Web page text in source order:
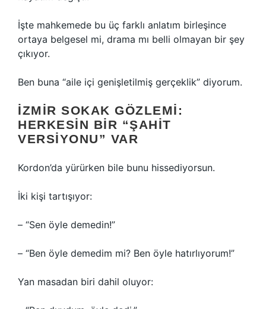
İşte mahkemede bu üç farklı anlatım birleşince
ortaya belgesel mi, drama mı belli olmayan bir şey
çıkıyor.
Ben buna “aile içi genişletilmiş gerçeklik” diyorum.
İZMIR SOKAK GÖZLEMI:
HERKESIN BIR “ŞAHIT
VERSIYONU” VAR
Kordon’da yürürken bile bunu hissediyorsun.
İki kişi tartışıyor:
– “Sen öyle demedin!”
– “Ben öyle demedim mi? Ben öyle hatırlıyorum!”
Yan masadan biri dahil oluyor: